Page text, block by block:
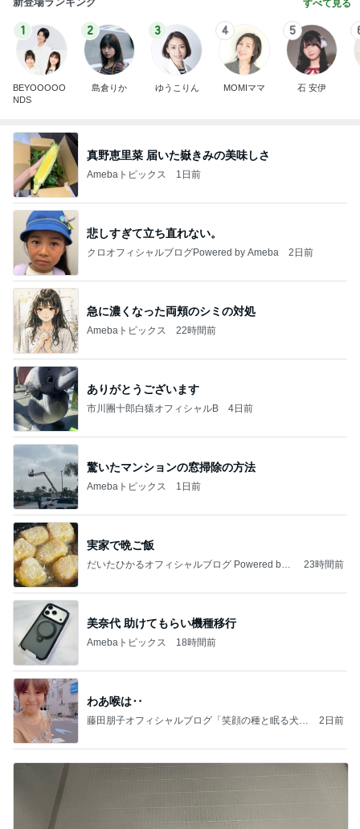
すべて見る
1
BEYOOOOO
NDS
2
島倉りか
3
ゆうこりん
4
MOMIママ
5
石 安伊
真野恵里菜 届いた嶽きみの美味しさ
Amebaトピックス 1日前
悲しすぎて立ち直れない。
クロオフィシャルブログPowered by Ameba 2日前
急に濃くなった両頬のシミの対処
Amebaトピックス 22時間前
ありがとうございます
市川團十郎白猿オフィシャルB 4日前
驚いたマンションの窓掃除の方法
Amebaトピックス 1日前
実家で晩ご飯
だいたひかるオフィシャルブログ Powered by
23時間前
美奈代 助けてもらい機種移行
Amebaトピックス 18時間前
わあ喉は‥
藤田朋子オフィシャルブログ「笑顔の種と眠る犬」
2日前